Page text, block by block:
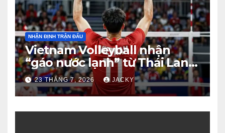
NHẬN ĐỊNH TRẬN ĐẤU
Vietnam Volleyball nhận
“gáo nước lạnh” từ Thái Lan:
Từ dẫn 2-0 đến thua ngược 2-
3 đầy tiếc nuối
23 THÁNG 7, 2026 JACKY